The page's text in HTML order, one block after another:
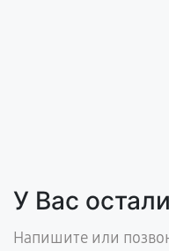
У Вас
Напишите или